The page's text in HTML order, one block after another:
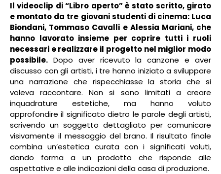
Il videoclip di “Libro aperto”è stato scritto, girato
e montato da tre giovani studenti di cinema: Luca
Biondani, Tommaso Cavalli e Alessia Mariani, che
hanno lavorato insieme per coprire tutti i ruoli
necessari e realizzare il progetto nel miglior modo
possibile. Dopo aver ricevuto la canzone e aver
discusso con gli artisti, i tre hanno iniziato a sviluppare
una narrazione che rispecchiasse la storia che si
voleva raccontare. Non si sono limitati a creare
inquadrature estetiche, ma hanno voluto
approfondire il significato dietro le parole degli artisti,
scrivendo un soggetto dettagliato per comunicare
visivamente il messaggio del brano. Il risultato finale
combina un’estetica curata con i significati voluti,
dando forma a un prodotto che risponde alle
aspettative e alle indicazioni della casa di produzione.